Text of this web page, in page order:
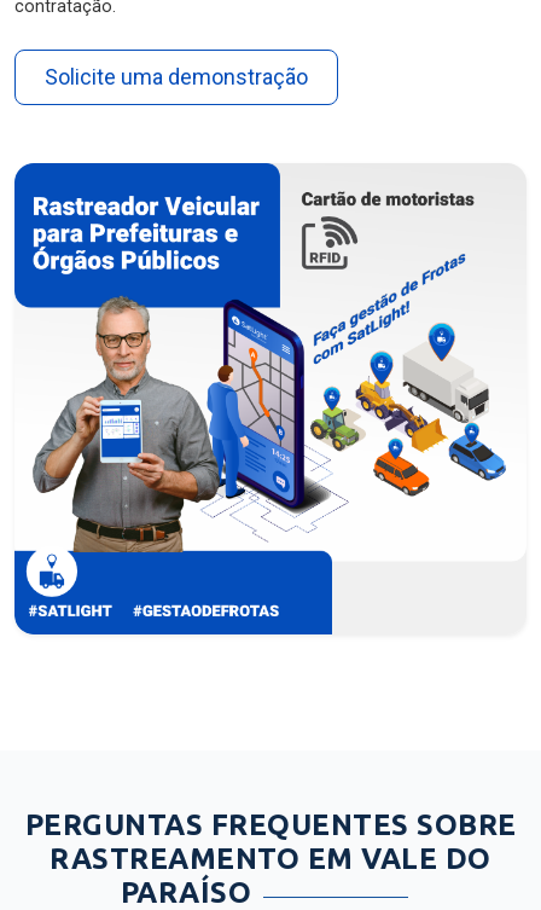
contratação.
Solicite uma demonstração
PERGUNTAS FREQUENTES SOBRE
RASTREAMENTO EM VALE DO
PARAÍSO